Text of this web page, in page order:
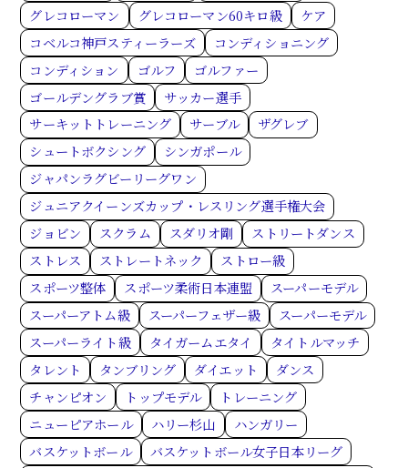
グレコローマン
グレコローマン60キロ級
ケア
コベルコ神戸スティーラーズ
コンディショニング
コンディション
ゴルフ
ゴルファー
ゴールデングラブ賞
サッカー選手
サーキットトレーニング
サーブル
ザグレブ
シュートボクシング
シンガポール
ジャパンラグビーリーグワン
ジュニアクイーンズカップ・レスリング選手権大会
ジョビン
スクラム スダリオ剛
ストリートダンス
ストレス
ストレートネック
ストロー級
スポーツ整体
スポーツ柔術日本連盟
スーパーモデル
スーパーアトム級
スーパーフェザー級
スーパーモデル
スーパーライト級
タイガームエタイ
タイトルマッチ
タレント
タンブリング ダイエット
ダンス
チャンピオン
トップモデル
トレーニング
ニューピアホール
ハリー杉山
ハンガリー
バスケットボール
バスケットボール女子日本リーグ